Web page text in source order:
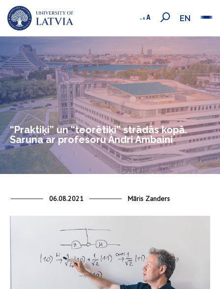
EN
“Praktiķi” un “teorētiķi” strādās kopā.
Saruna ar profesoru Andri Ambaini
06.08.2021 Māris Zanders